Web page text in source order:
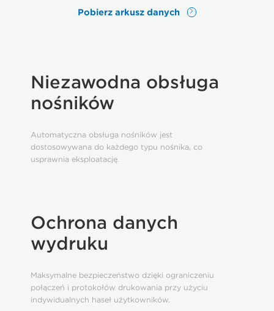
Pobierz arkusz danych
Niezawodna obsługa
nośników
Automatyczna obsługa nośników jest
dostosowywana do każdego typu nośnika, co
usprawnia eksploatację.
Ochrona danych
wydruku
Maksymalne bezpieczeństwo dzięki ograniczeniu
połączeń i protokołów drukowania przy użyciu
indywidualnych haseł użytkowników.